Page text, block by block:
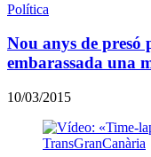
Política
Nou anys de
embarassada una
10/03/2015